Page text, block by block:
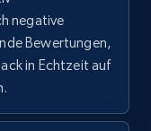
Initial
and more.
negative
Bewertungen,
in Echtzeit auf